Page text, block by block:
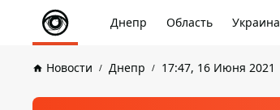
Днепр Область Украина
Новости Днепр 17:47, 16 Июня 2021